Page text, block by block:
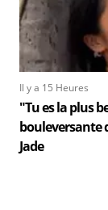
Il y a 15 Heures
"Tu es la plus
bouleversante
Jade